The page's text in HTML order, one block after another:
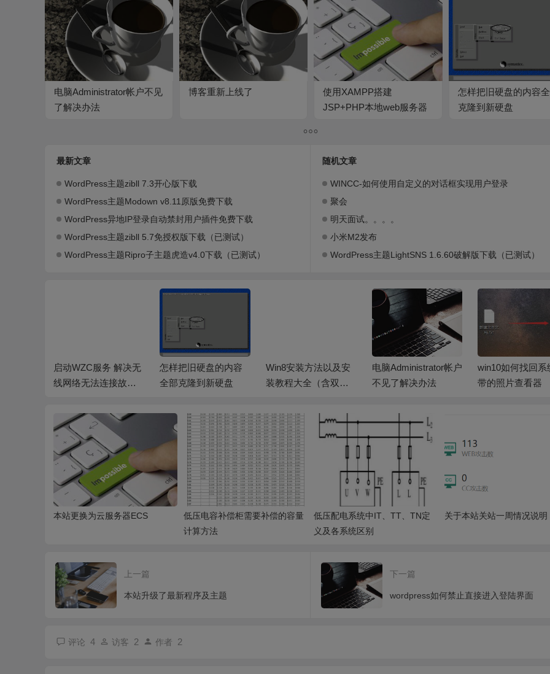
电脑Administrator帐户不见
了解决办法
博客重新上线了
使用XAMPP搭建
JSP+PHP本地web服务器
怎样把旧硬盘的内容
克隆到新硬盘
最新文章
WordPress主题zibll 7.3开心版下载
WordPress主题Modown v8.11原版免费下载
WordPress异地IP登录自动禁封用户插件免费下载
WordPress主题zibll 5.7免授权版下载（已测试）
WordPress主题Ripro子主题虎造v4.0下载（已测试）
随机文章
WINCC-如何使用自定义的对话框实现用户登录
聚会
明天面试。。。。
小米M2发布
WordPress主题LightSNS 1.6.60破解版下载（已测试）
怎样把旧硬盘的内容
全部克隆到新硬盘
Win8安装方法以及安
装教程大全（含双系
电脑Administrator帐户
不见了解决办法
win10如何找回系统自
带的照片查看器
Win10如何设置
及程序兼容性
本站更换为云服务器ECS
低压电容补偿柜需要补偿的容量
计算方法
低压配电系统中IT、TT、TN定
义及各系统区别
关于本站关站一周情况说明
上一篇
本站升级了最新程序及主题
下一篇
wordpress如何禁止直接进入登陆界面
评论 4 访客 2 作者 2